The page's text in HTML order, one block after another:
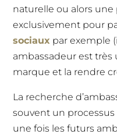
naturelle ou alors
exclusivement pour
sociaux par exemple
ambassadeur est
marque et la rendre
La recherche
souvent un
une fois les futurs